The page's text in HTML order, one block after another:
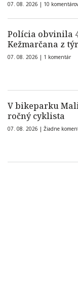
07. 08. 2026 | 10
Polícia obvinila
Kežmarčana z
07. 08. 2026 | 1 komentár
V bikeparku
ročný cyklista
07. 08. 2026 | Žiadne